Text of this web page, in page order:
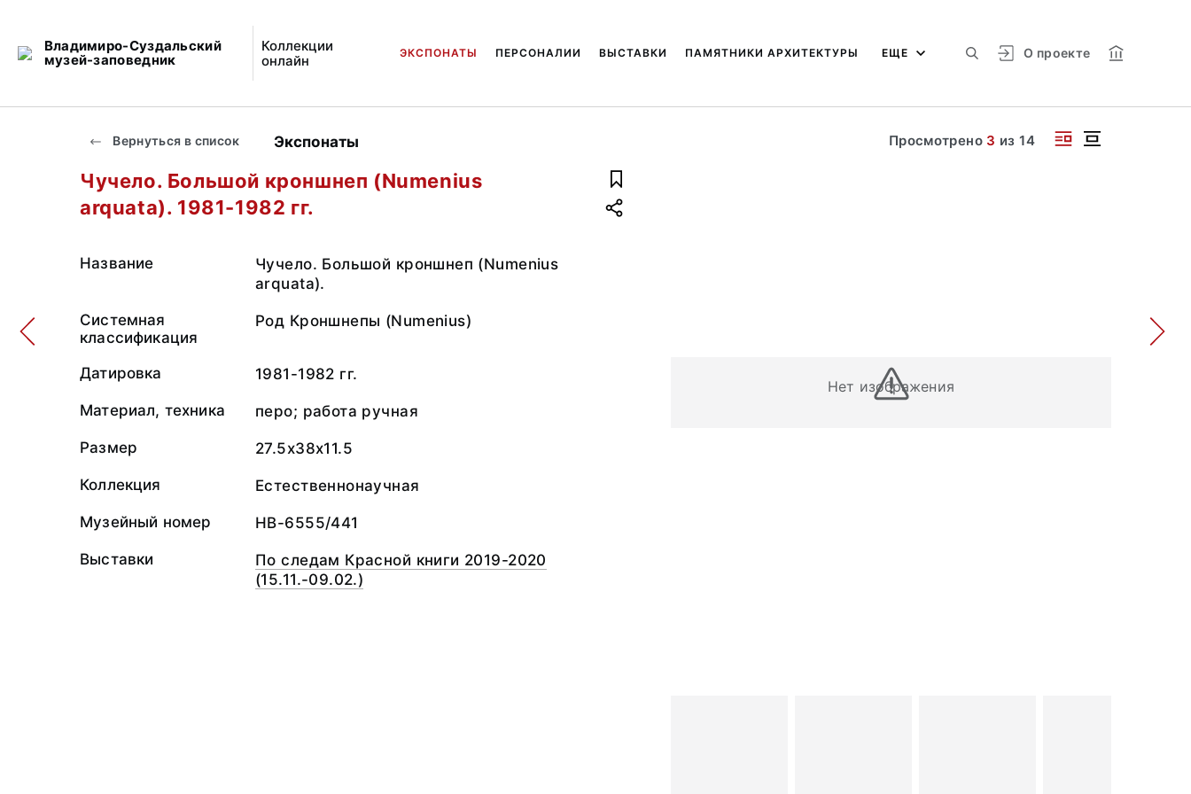
Владимиро-Суздальский
музей-заповедник
Коллекции
онлайн
О проекте
ЭКСПОНАТЫ ПЕРСОНАЛИИ ВЫСТАВКИ ПАМЯТНИКИ АРХИТЕКТУРЫ ЕЩЕ
Вернуться в список Экспонаты Просмотрено 3 из14
Нет изображения
Чучело. Большой кроншнеп (Numenius
arquata). 1981-1982 гг.
Название
Чучело. Большой кроншнеп (Numenius
arquata).
Системная
классификация
Род Кроншнепы (Numenius)
Датировка 1981-1982 гг.
Материал, техника перо; работа ручная
Размер 27.5x38x11.5
Коллекция Естественнонаучная
Музейный номер НВ-6555/441
Выставки
По следам Красной книги 2019-2020
(15.11.-09.02.)